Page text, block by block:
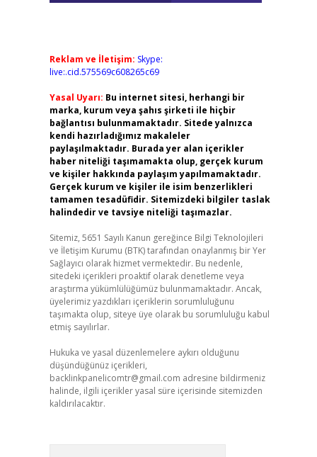
Reklam ve İletişim: Skype:
live:.cid.575569c608265c69
Yasal Uyarı: Bu internet sitesi, herhangi bir
marka, kurum veya şahıs şirketi ile hiçbir
bağlantısı bulunmamaktadır. Sitede yalnızca
kendi hazırladığımız makaleler
paylaşılmaktadır. Burada yer alan içerikler
haber niteliği taşımamakta olup, gerçek kurum
ve kişiler hakkında paylaşım yapılmamaktadır.
Gerçek kurum ve kişiler ile isim benzerlikleri
tamamen tesadüfidir. Sitemizdeki bilgiler taslak
halindedir ve tavsiye niteliği taşımazlar.
Sitemiz, 5651 Sayılı Kanun gereğince Bilgi Teknolojileri
ve İletişim Kurumu (BTK) tarafından onaylanmış bir Yer
Sağlayıcı olarak hizmet vermektedir. Bu nedenle,
sitedeki içerikleri proaktif olarak denetleme veya
araştırma yükümlülüğümüz bulunmamaktadır. Ancak,
üyelerimiz yazdıkları içeriklerin sorumluluğunu
taşımakta olup, siteye üye olarak bu sorumluluğu kabul
etmiş sayılırlar.
Hukuka ve yasal düzenlemelere aykırı olduğunu
düşündüğünüz içerikleri,
backlinkpanelicomtr@gmail.com adresine bildirmeniz
halinde, ilgili içerikler yasal süre içerisinde sitemizden
kaldırılacaktır.